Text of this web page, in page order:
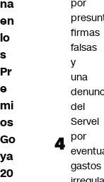
na
en
lo
s
Pr
e
mi
os
Go
ya
20
por
firmas
falsas
y
una
del
Servel
por
gastos